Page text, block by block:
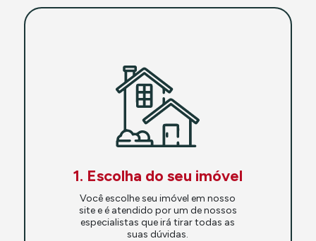
1. Escolha do seu imóvel
Você escolhe seu imóvel em nosso
site e é atendido por um de nossos
especialistas que irá tirar todas as
suas dúvidas.